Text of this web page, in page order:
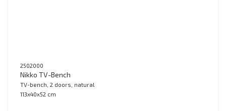
2502000
Nikko TV-Bench
TV-bench, 2 doors, natural
113x40x52 cm